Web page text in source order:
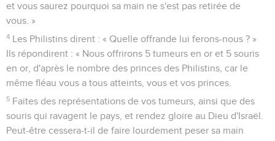
et vous saurez pourquoi sa main ne s'est pas retirée de
vous. »
4 Les Philistins dirent : « Quelle offrande lui ferons-nous ? »
Ils répondirent : « Nous offrirons 5 tumeurs en or et 5 souris
en or, d'après le nombre des princes des Philistins, car le
même fléau vous a tous atteints, vous et vos princes.
5 Faites des représentations de vos tumeurs, ainsi que des
souris qui ravagent le pays, et rendez gloire au Dieu d'Israël.
Peut-être cessera-t-il de faire lourdement peser sa main